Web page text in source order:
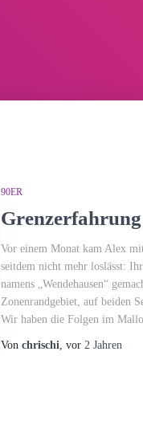
90ER
Grenzerfahrung
Vor einem Monat kam Alex
seitdem nicht mehr loslässt:
namens „Wendehausen“
Zonenrandgebiet, auf beiden
Wir haben die Folgen im
Von chrischi, vor 2 Jahren